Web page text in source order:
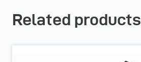
Related products